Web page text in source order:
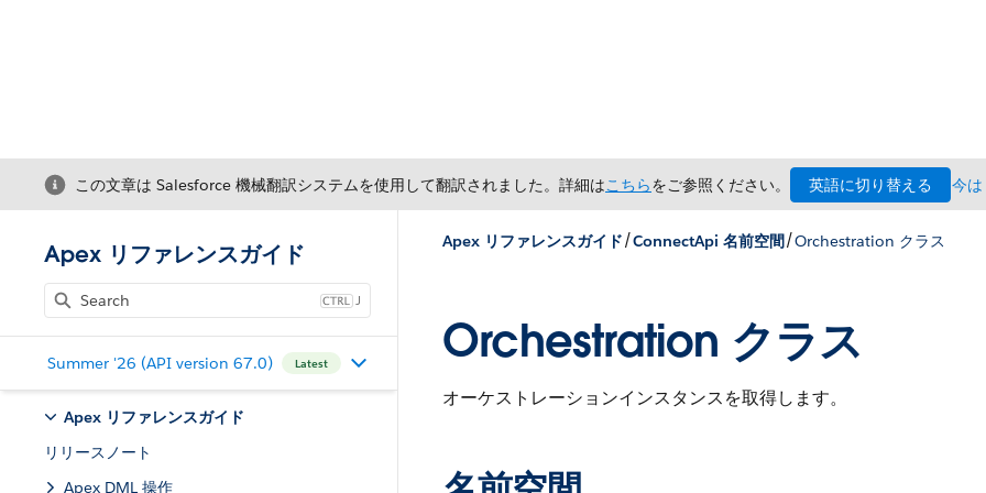
この文章は Salesforce 機械翻訳システムを使用して翻訳されました。詳細はこちらをご参照ください。 英語に切り替える 今
Apex リファレンスガイド
J
Summer '26 (API version 67.0) Latest
Apex リファレンスガイド
リリースノート
Apex DML 操作
Apex リファレンスガイド/ConnectApi 名前空間/Orchestration クラス
Orchestration クラス
オーケストレーションインスタンスを取得します。